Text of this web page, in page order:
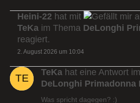
Heini-22 hat mit
TeKa im Thema DeLonghi
reagiert.
2. August 2026 um 10:04
TeKa hat eine Antwort
DeLonghi Primadonna
Was spricht dagegen? :)